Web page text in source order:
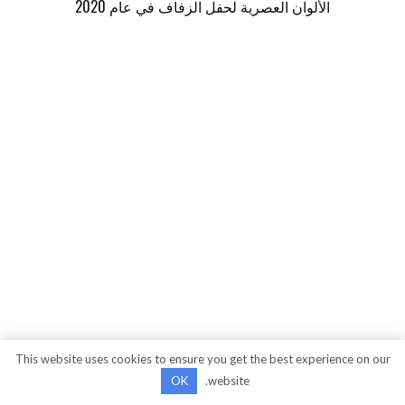
الألوان العصرية لحفل الزفاف في عام 2020
This website uses cookies to ensure you get the best experience on our
website.
OK